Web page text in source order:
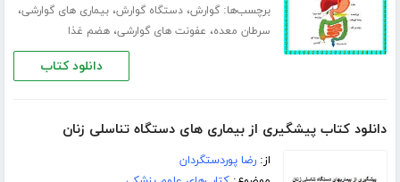
برچسب‌ها:گوارش،دستگاه گوارش،بیماری های گوارشی،
سرطان معده، عفونت های گوارشی،هضم غذا
دانلود کتاب
دانلود کتاب پیشگیری از بیماری های دستگاه تناسلی زنان
از:رضا پوردستگردان